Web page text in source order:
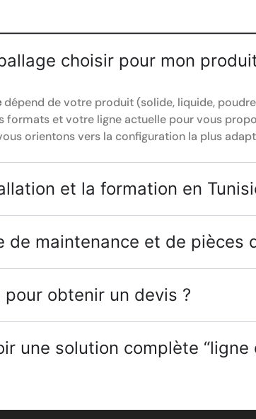
choisir pour mon
dépend de votre produit (solide, liquide,
formats et votre ligne actuelle pour vous
orientons vers la configuration la plus
et la formation en
de maintenance et de pièces
obtenir un devis ?
une solution complète “ligne